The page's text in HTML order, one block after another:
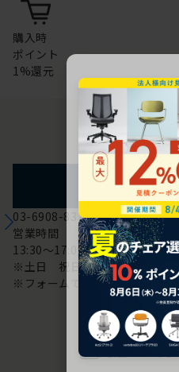
購入時
ポイント
1%還元
お問
フォームから
03-6908-8370
営業時間
13:30～17:00
※土日 祝日は休み
※フォームでのお問い合わせは
配送・お問